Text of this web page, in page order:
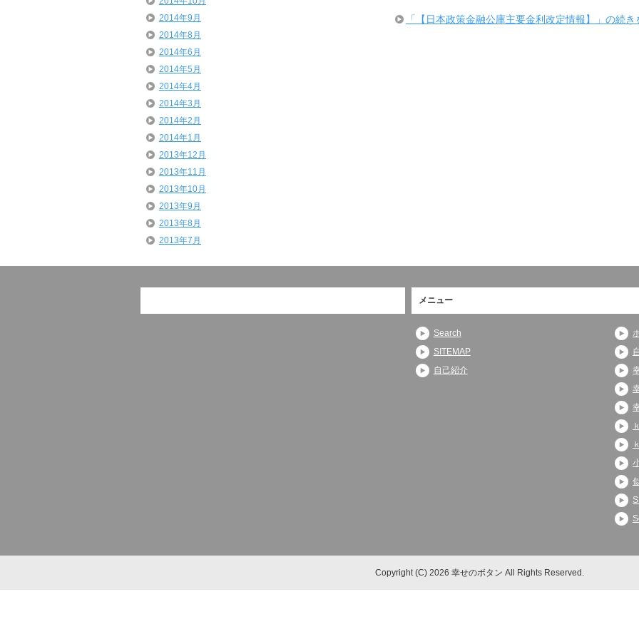
「【日本政策金融公庫主要金利改定情報】」の続き
2014年9月
2014年8月
2014年6月
2014年5月
2014年4月
2014年3月
2014年2月
2014年1月
2013年12月
2013年11月
2013年10月
2013年9月
2013年8月
2013年7月
メニュー
Search
SITEMAP
自己紹介
Copyright (C) 2026 幸せのボタン All Rights Reserved.